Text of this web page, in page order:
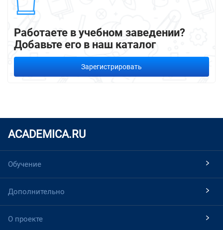
Работаете в учебном заведении?
Добавьте его в наш каталог
Зарегистрировать
ACADEMICA.RU
Обучение
Дополнительно
О проекте